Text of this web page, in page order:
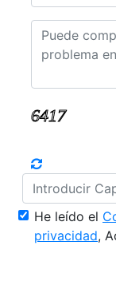
He leído el
privacidad,